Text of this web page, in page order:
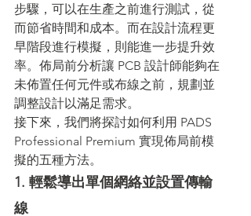
步驟，可以在生產之前進行測試，從
而節省時間和成本。而在設計流程更
早階段進行模擬，則能進一步提升效
率。佈局前分析讓 PCB 設計師能夠在
未佈置任何元件或布線之前，規劃並
調整設計以滿足需求。
接下來，我們將探討如何利用 PADS
Professional Premium 實現佈局前模
擬的五種方法。
1. 輕鬆導出單個網絡並設置傳輸
線